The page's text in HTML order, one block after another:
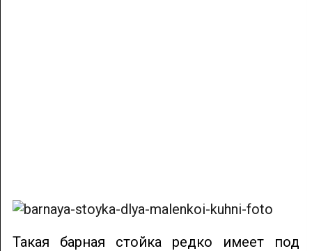
Такая барная стойка редко имеет под